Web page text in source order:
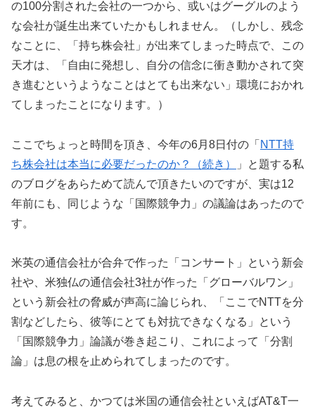
の100分割された会社の一つから、或いはグーグルのよう
な会社が誕生出来ていたかもしれません。（しかし、残念
なことに、「持ち株会社」が出来てしまった時点で、この
天才は、「自由に発想し、自分の信念に衝き動かされて突
き進むというようなことはとても出来ない」環境におかれ
てしまったことになります。）
ここでちょっと時間を頂き、今年の6月8日付の「 NTT持
ち株会社は本当に必要だったのか？（続き）
」と題する私
のブログをあらためて読んで頂きたいのですが、実は12
年前にも、同じような「国際競争力」の議論はあったので
す。
米英の通信会社が合弁で作った「コンサート」という新会
社や、米独仏の通信会社3社が作った「グローバルワン」
という新会社の脅威が声高に論じられ、「ここでNTTを分
割などしたら、彼等にとても対抗できなくなる」という
「国際競争力」論議が巻き起こり、これによって「分割
論」は息の根を止められてしまったのです。
考えてみると、かつては米国の通信会社といえばAT&T一